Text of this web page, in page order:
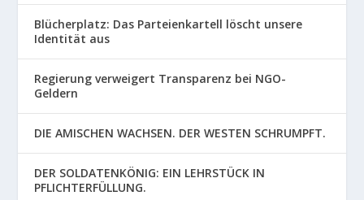
Blücherplatz: Das Parteienkartell löscht unsere
Identität aus
Regierung verweigert Transparenz bei NGO-
Geldern
DIE AMISCHEN WACHSEN. DER WESTEN SCHRUMPFT.
DER SOLDATENKÖNIG: EIN LEHRSTÜCK IN
PFLICHTERFÜLLUNG.